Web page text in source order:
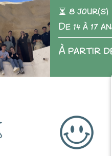
8 jour(s)
De 14 à 17
À partir de